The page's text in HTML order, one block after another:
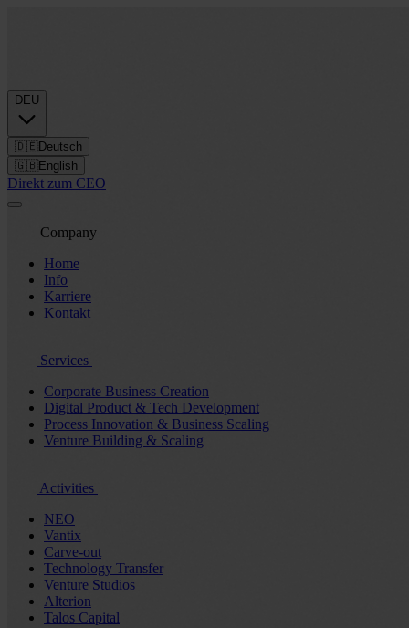
DEU
🇩🇪 Deutsch
🇬🇧 English
Direkt zum CEO
Company
Home
Info
Karriere
Kontakt
Services
Corporate Business Creation
Digital Product & Tech Development
Process Innovation & Business Scaling
Venture Building & Scaling
Activities
NEO
Vantix
Carve-out
Technology Transfer
Venture Studios
Alterion
Talos Capital